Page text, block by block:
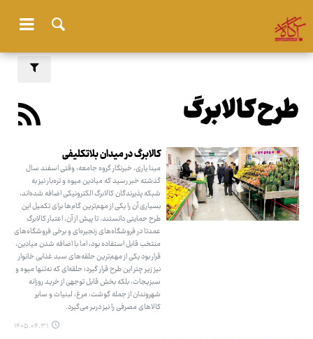
طرح کالابرگ
کالابرگ در میدان بلاتکلیفی
مینا یاری، خبرنگار گروه جامعه: وقتی اسفند سال
گذشته خبر رسید که میادین میوه و تره‌بار نیز به
شبکه پذیرندگان کالابرگ الکترونیکی اضافه شده‌اند،
بسیاری آن را یکی از مهم‌ترین گام‌ها برای تکمیل این
طرح حمایتی دانستند. تا پیش از آن، اعتبار کالابرگ
عمدتا در فروشگاه‌های زنجیره‌ای و برخی فروشگاه‌های
منتخب قابل استفاده بود، اما با اضافه شدن میادین،
قرار بود یکی از مهم‌ترین حلقه‌های سبد غذایی خانوار
نیز زیر چتر این طرح قرار گیرد؛ حلقه‌ای که نه‌تنها میوه و
سبزیجات، بلکه بخش قابل توجهی از خرید روزانه
شهروندان از جمله گوشت، مرغ، لبنیات و سایر
کالاهای مصرفی را نیز دربر می‌گیرد.
۱۴۰۵.۰۴.۳۱